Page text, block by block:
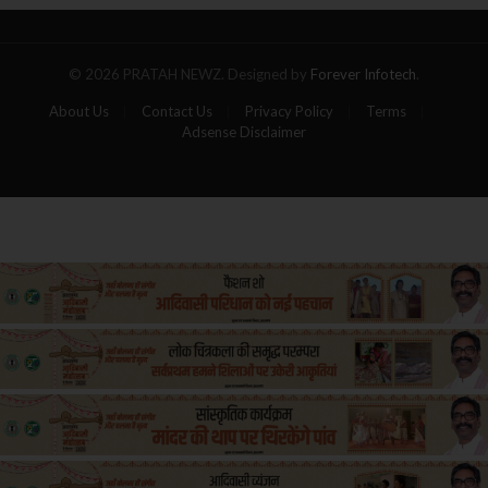
© 2026 PRATAH NEWZ. Designed by Forever Infotech
About Us Contact Us Privacy Policy
Terms
Adsense Disclaimer